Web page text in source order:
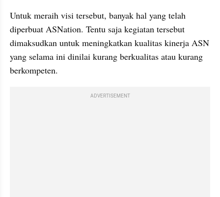
Untuk meraih visi tersebut, banyak hal yang telah
diperbuat ASNation. Tentu saja kegiatan tersebut
dimaksudkan untuk meningkatkan kualitas kinerja ASN
yang selama ini dinilai kurang berkualitas atau kurang
berkompeten.
ADVERTISEMENT